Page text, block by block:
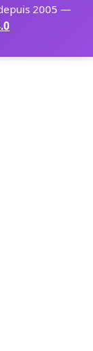
2005 —